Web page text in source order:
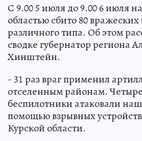
С 9.00 5 июля до 9.00 6 июля
областью сбито 80
различного типа. Об этом
сводке губернатор региона
Хинштейн.
- 31 раз враг применил
отселенным районам.
беспилотники атаковали
помощью взрывных
Курской области.